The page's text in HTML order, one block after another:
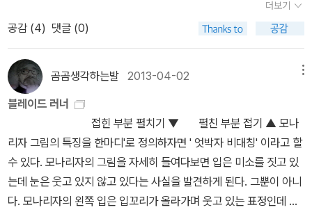
위해서 어떤 슬픔에 대해 가짜 눈물을 흘린다. 릭은 < 감정 이입 능력
(공감 능력) > 의 유무로 가짜 인간과 진짜 인간을 구별한다. ​다시 말
해서 릭은 가짜로 흘리는 눈물과 진짜로 흘리는 눈물을 구별할 줄 아
는 능력을 가진 자'다. 릭은 눈물 감별사'다. 박근혜는 언젠가 대국민
담화'를 통해서 세월호 유가족을 위로하며 뜨거운 눈물을 흘렸다. 눈
물 없이는 볼 수 없는 장면이었다. 주인공 릭'이 이 방송'을 보았다면
그녀를 < 퇴역 > 시켰을 것이 분명하다. 퇴역이 무슨 뜻인가 궁금하
신 분에게 이 책을 권한다 ■ 덧대기 ​필립 k 딕'의 풀네임은 Philip K.
Dick, Philip Kindred Dick 이다. 독특하다. 남근가족이라는 뜻인가
? 불알후드의 다른 이름은 Kindred Dick 이다.
심히 공부할 수 있도록 동기부여가 될 수 있다면 좋을 것 같습니다. 그
리고 그 정도면 읽고나서 기분도 좋을 것 같습니다. 아, 저도 공부법
무척 궁금합니다. 공부를 잘 한다는 것, 시험을 잘 본다는 것, 그런건
알고 있으면 꽤 좋은 거 아닐까요? 박스로 나오다니, 세트로 나오다
니... 아, 부럽다. 올해도 새 책들은 많이 나왔고, 소개되어 많이 들었
지만, 그렇다고 다 읽거나 다 사진 못했습니다. 대부분의 경우는 가격
이 부담되어서 그렇기도 하고, 세트나 전집은 워낙 분량이 많아서 엄
두가 나지 않을 때도 있습니다만, 그래도 구경이라도 하려구요. 이해
인 시전집 -- 이해인 수녀의 시전집이 최근에 나왔다고 들었습니다
으로 승부 해야지한 케이스가 잘 되니까 그 쪽으로 몰려가는 모양새
는 도대체 무슨 지거리야솔까 더 잘하진 못해도 최소한의 임계 레벨
은 맞춰줘야 할 텐데지금은 후발 주자들이 오히려 더 죽 쑤고 있는 상
황근데 이건 굳이 sf 출판계라고 그런 게 아니라 한국인 종특 같음뭐
하나 잘 된다 싶으면 전국이 관련 장사로 끓어 넘치는 거sf에서 까지
보게 되니 기계복제시대의 예술품 읽는 간지 돋음ㅋㅋㅋㅋㅋㅋ한국
짱짱맨!!외국은 안 그러냐고? 네. 전혀 그렇지 않습니다.....ㅜㅜㅜㅜ
ㅜㅜㅜㅜ 하나 하나가 다 동종업계 성공사례 그딴거 몰라여 'I am S
F' 하고 싸늘한 콧김 엄청나게 내뿜음ㅜㅜㅜ 표지만 봐도 쿠퍼액 폭
발!한국에선 그나마 열린책들이 이런 슾간지 내주는 듯 한데베르개
미 같은 거 자꾸 팔지 말고이언 뱅크스 다음 책 좀 빨리 내줘라 !!!라는
더보기
공감 (4) 댓글 (0)
곰곰생각하는발 2013-04-02
블레이드 러너
리자 그림의 특징을 한마디'로 정의하자면 ' 엇박자 비대칭' 이라고 할
수 있다. 모나리자의 그림을 자세히 들여다보면 입은 미소를 짓고 있
는데 눈은 웃고 있지 않고 있다는 사실을 발견하게 된다. 그뿐이 아니
다. 모나리자의 왼쪽 입은 입꼬리가 올라가며 웃고 있는 표정인데 오